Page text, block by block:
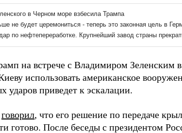
на встрече с Владимиром Зеленским
использовать американское
ударов приведет к эскалации.
говорил, что его решение по передаче
готово. После беседы с президентом